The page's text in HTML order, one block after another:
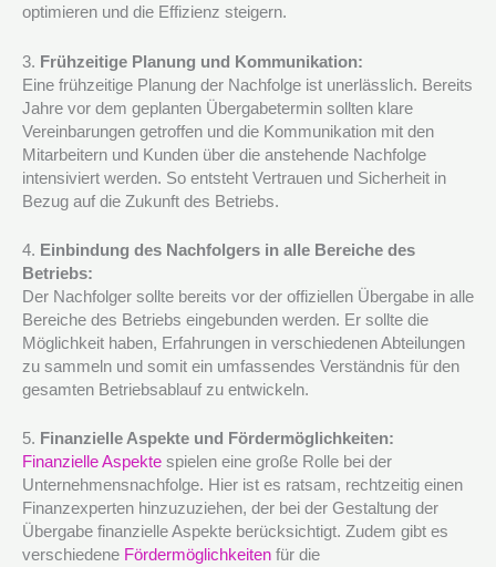
optimieren und die Effizienz steigern.
3. Frühzeitige Planung und Kommunikation:
Eine frühzeitige Planung der Nachfolge ist unerlässlich. Bereits
Jahre vor dem geplanten Übergabetermin sollten klare
Vereinbarungen getroffen und die Kommunikation mit den
Mitarbeitern und Kunden über die anstehende Nachfolge
intensiviert werden. So entsteht Vertrauen und Sicherheit in
Bezug auf die Zukunft des Betriebs.
4. Einbindung des Nachfolgers in alle Bereiche des
Betriebs:
Der Nachfolger sollte bereits vor der offiziellen Übergabe in alle
Bereiche des Betriebs eingebunden werden. Er sollte die
Möglichkeit haben, Erfahrungen in verschiedenen Abteilungen
zu sammeln und somit ein umfassendes Verständnis für den
gesamten Betriebsablauf zu entwickeln.
5. Finanzielle Aspekte und Fördermöglichkeiten:
Finanzielle Aspekte spielen eine große Rolle bei der
Unternehmensnachfolge. Hier ist es ratsam, rechtzeitig einen
Finanzexperten hinzuzuziehen, der bei der Gestaltung der
Übergabe finanzielle Aspekte berücksichtigt. Zudem gibt es
verschiedene Fördermöglichkeiten für die